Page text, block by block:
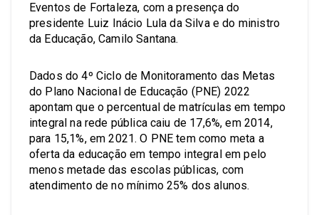
Eventos de Fortaleza, com a presença do
presidente Luiz Inácio Lula da Silva e do ministro
da Educação, Camilo Santana.
Dados do 4º Ciclo de Monitoramento das Metas
do Plano Nacional de Educação (PNE) 2022
apontam que o percentual de matrículas em tempo
integral na rede pública caiu de 17,6%, em 2014,
para 15,1%, em 2021. O PNE tem como meta a
oferta da educação em tempo integral em pelo
menos metade das escolas públicas, com
atendimento de no mínimo 25% dos alunos.